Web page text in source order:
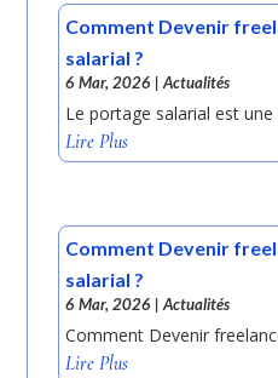
Comment Devenir
salarial ?
6 Mar, 2026 |Actualités
Le portage salarial est une
Lire Plus
Comment Devenir
salarial ?
6 Mar, 2026 |Actualités
Comment Devenir
Lire Plus